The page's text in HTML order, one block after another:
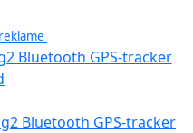
Bluetooth GPS-tracker